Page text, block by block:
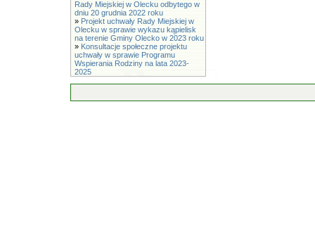
Rady Miejskiej w Olecku odbytego w
dniu 20 grudnia 2022 roku
» Projekt uchwały Rady Miejskiej w
Olecku w sprawie wykazu kąpielisk
na terenie Gminy Olecko w 2023 roku
» Konsultacje społeczne projektu
uchwały w sprawie Programu
Wspierania Rodziny na lata 2023-
2025